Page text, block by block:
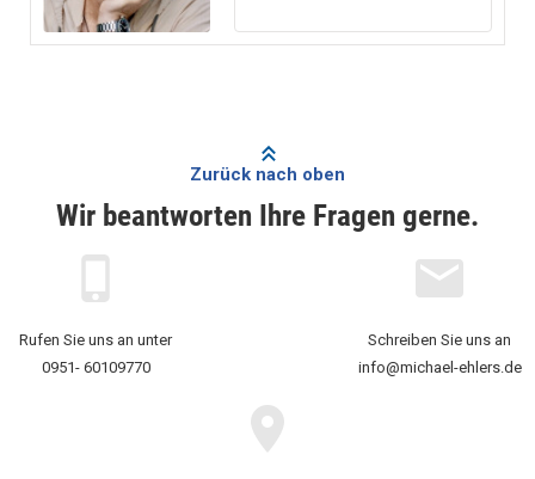
Wir beantworten Ihre Fragen gerne.
Zurück nach oben
Rufen Sie uns an unter
0951- 60109770
Schreiben Sie uns an
info@michael-ehlers.de